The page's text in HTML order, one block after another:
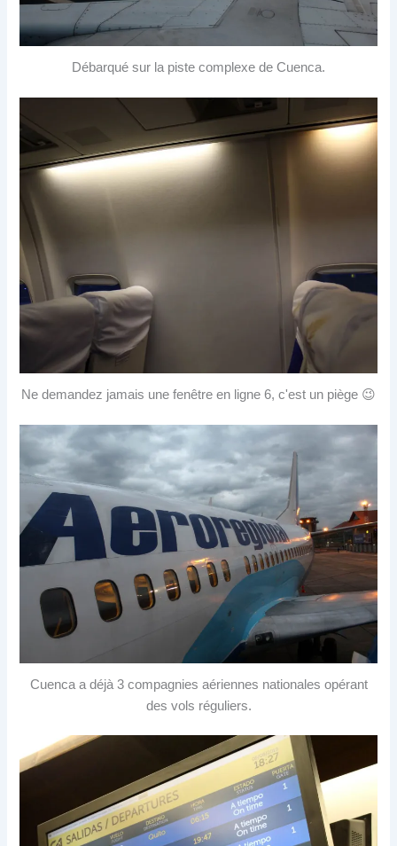
Débarqué sur la piste complexe de Cuenca.
Ne demandez jamais une fenêtre en ligne 6, c'est un piège 😉
Cuenca a déjà 3 compagnies aériennes nationales opérant
des vols réguliers.